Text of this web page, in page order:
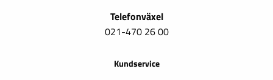
Telefonväxel
021-470 26 00
Kundservice